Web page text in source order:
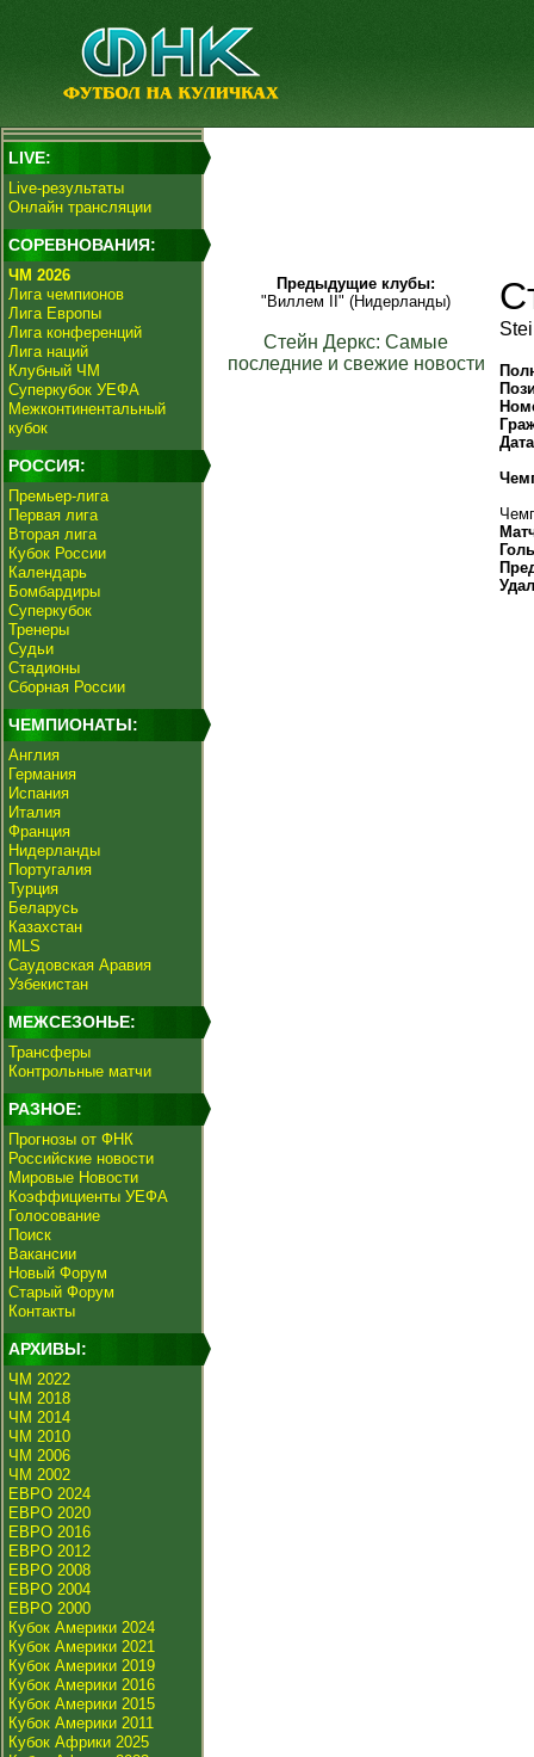
LIVE:
Live-результаты
Онлайн трансляции
СОРЕВНОВАНИЯ:
ЧМ 2026
Лига чемпионов
Лига Европы
Лига конференций
Лига наций
Клубный ЧМ
Суперкубок УЕФА
Межконтинентальный
кубок
РОССИЯ:
Премьер-лига
Первая лига
Вторая лига
Кубок России
Календарь
Бомбардиры
Суперкубок
Тренеры
Судьи
Стадионы
Сборная России
ЧЕМПИОНАТЫ:
Англия
Германия
Испания
Италия
Франция
Нидерланды
Португалия
Турция
Беларусь
Казахстан
MLS
Саудовская Аравия
Узбекистан
МЕЖСЕЗОНЬЕ:
Трансферы
Контрольные матчи
РАЗНОЕ:
Прогнозы от ФНК
Российские новости
Мировые Новости
Коэффициенты УЕФА
Голосование
Поиск
Вакансии
Новый Форум
Старый Форум
Контакты
АРХИВЫ:
ЧМ 2022
ЧМ 2018
ЧМ 2014
ЧМ 2010
ЧМ 2006
ЧМ 2002
ЕВРО 2024
ЕВРО 2020
ЕВРО 2016
ЕВРО 2012
ЕВРО 2008
ЕВРО 2004
ЕВРО 2000
Кубок Америки 2024
Кубок Америки 2021
Кубок Америки 2019
Кубок Америки 2016
Кубок Америки 2015
Кубок Америки 2011
Кубок Африки 2025
Предыдущие клубы:
"Виллем II" (Нидерланды)
Стейн Деркс: Самые
последние и свежие новости